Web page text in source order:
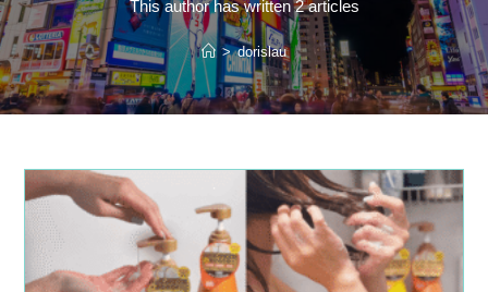
This author has written 2 articles
> dorislau